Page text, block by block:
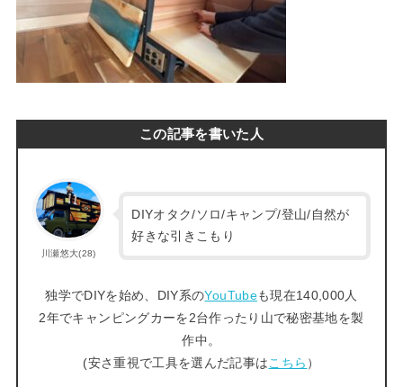
この記事を書いた人
川瀬悠大(28)
DIYオタク/ソロ/キャンプ/登山/自然が
好きな引きこもり
独学でDIYを始め、DIY系のYouTubeも現在140,000人
2年でキャンピングカーを2台作ったり山で秘密基地を製
作中。
(安さ重視で工具を選んだ記事はこちら ）